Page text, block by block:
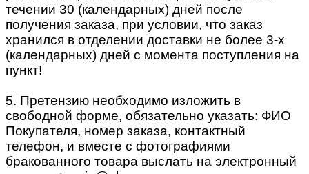
течении 30 (календарных) дней после
получения заказа, при условии, что заказ
хранился в отделении доставки не более 3-х
(календарных) дней с момента поступления на
пункт!
5. Претензию необходимо изложить в
свободной форме, обязательно указать: ФИО
Покупателя, номер заказа, контактный
телефон, и вместе с фотографиями
бракованного товара выслать на электронный